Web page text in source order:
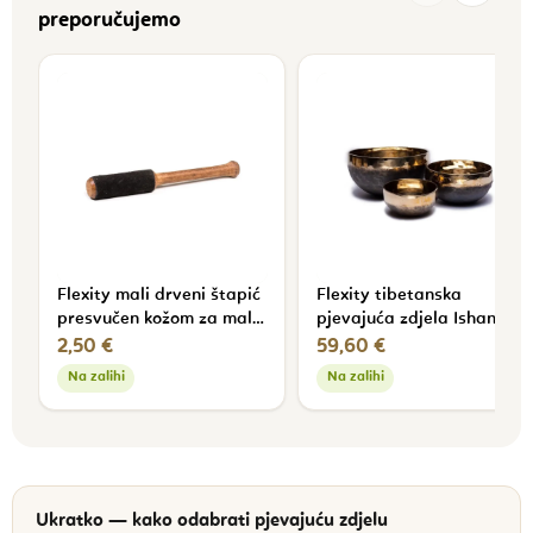
preporučujemo
Flexity mali drveni štapić
presvučen kožom za male
pjevajuće zdjele promjera
6 - 13 cm
2,50 €
Na zalihi
Flexity tibetanska
pjevajuća zdjela Ishana
10 - 49 cm
59,60 €
Na zalihi
Ukratko — kako odabrati pjevajuću zdjelu